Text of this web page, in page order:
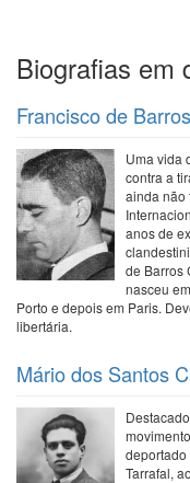
Biografias em
Francisco de
Uma vida
contra a
ainda não
anos de
de Barros
nasceu
Porto e depois em Paris.
libertária.
Mário dos Santos
deportado
Tarrafal,